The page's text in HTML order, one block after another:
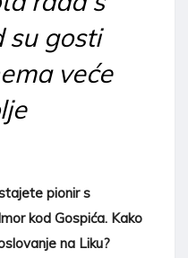
su gosti
veće
pionir s
kod Gospića. Kako
na Liku?